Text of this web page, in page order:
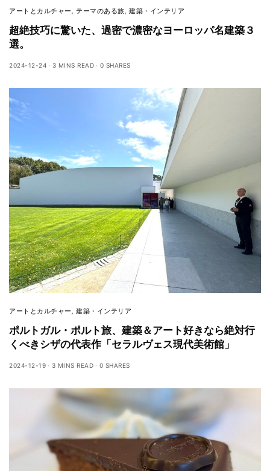
アートとカルチャー,テーマのある旅,建築・インテリア
超絶技巧に驚いた、過密で濃密なヨーロッパ名建築３
選。
2024-12-24 3 MINS READ 0 SHARES
アートとカルチャー,建築・インテリア
ポルトガル・ポルト旅、建築＆アート好きなら絶対行
くべきシザの代表作「セラルヴェス現代美術館」
2024-12-19 3 MINS READ 0 SHARES